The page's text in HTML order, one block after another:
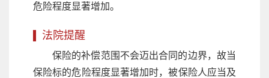
危险程度显著增加。
法院提醒
保险的补偿范围不会迈出合同的边界，故当
保险标的危险程度显著增加时，被保险人应当及